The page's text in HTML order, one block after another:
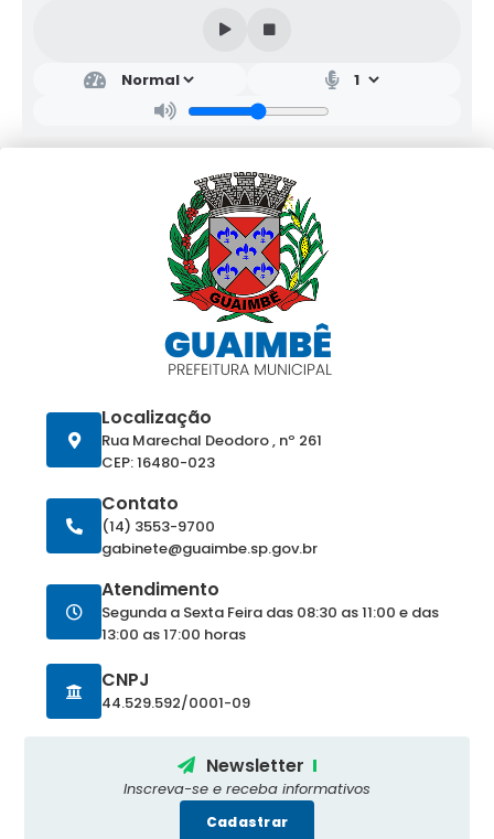
Localização
Rua Marechal Deodoro , nº 261
CEP: 16480-023
Contato
(14) 3553-9700
gabinete@guaimbe.sp.gov.br
Atendimento
Segunda a Sexta Feira das 08:30 as 11:00 e das
13:00 as 17:00 horas
CNPJ
44.529.592/0001-09
Newsletter
Inscreva-se e receba informativos
Cadastrar